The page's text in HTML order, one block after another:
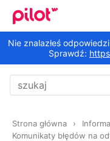
Nie znalazłeś
Sprawdź:
Strona główna
Komunikaty błędów na